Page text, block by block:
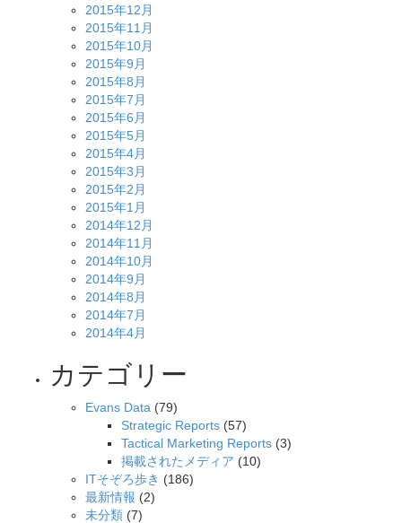
2015年12月
2015年11月
2015年10月
2015年9月
2015年8月
2015年7月
2015年6月
2015年5月
2015年4月
2015年3月
2015年2月
2015年1月
2014年12月
2014年11月
2014年10月
2014年9月
2014年8月
2014年7月
2014年4月
カテゴリー
Evans Data (79)
Strategic Reports (57)
Tactical Marketing Reports (3)
掲載されたメディア (10)
ITそぞろ歩き (186)
最新情報 (2)
未分類 (7)